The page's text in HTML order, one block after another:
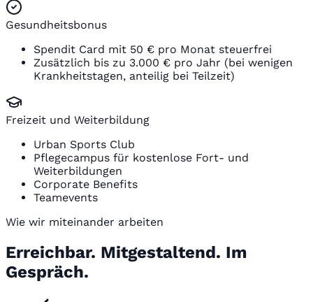
Gesundheitsbonus
Spendit Card mit 50 € pro Monat steuerfrei
Zusätzlich bis zu 3.000 € pro Jahr (bei wenigen
Krankheitstagen, anteilig bei Teilzeit)
Freizeit und Weiterbildung
Urban Sports Club
Pflegecampus für kostenlose Fort- und
Weiterbildungen
Corporate Benefits
Teamevents
Wie wir miteinander arbeiten
Erreichbar. Mitgestaltend. Im
Gespräch.